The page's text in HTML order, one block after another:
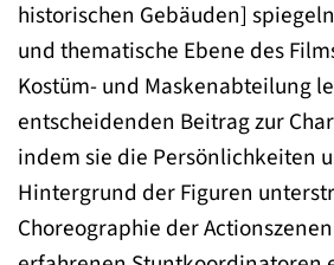
historischen Gebäuden]
und thematische Ebene des
Kostüm- und Maskenabteilung
entscheidenden Beitrag zur
indem sie die Persönlichkeiten
Hintergrund der Figuren
Choreographie der